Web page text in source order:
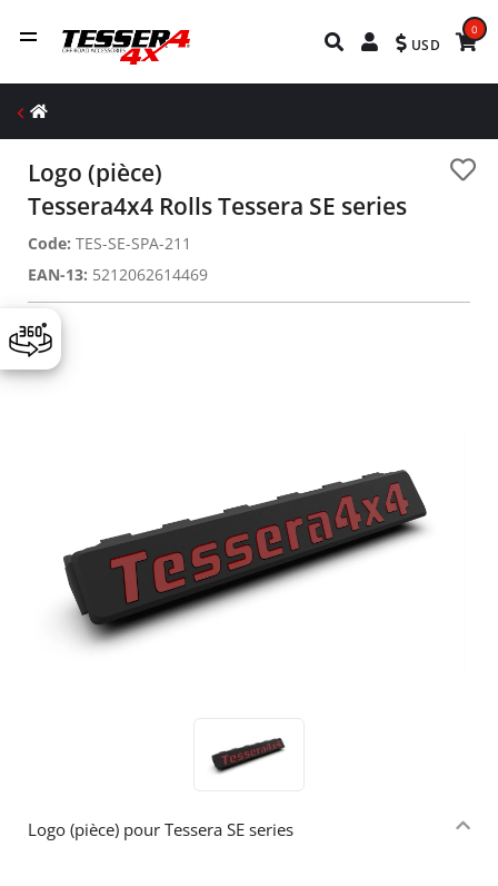
USD
0
Logo (pièce)
Tessera4x4 Rolls Tessera SE series
Code: TES-SE-SPA-211
EAN-13: 5212062614469
Logo (pièce) pour Tessera SE series